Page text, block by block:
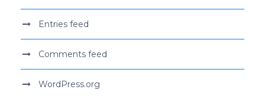
Entries feed
Comments feed
WordPress.org